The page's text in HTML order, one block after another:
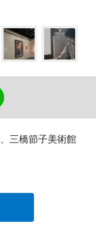
三橋節子美術館